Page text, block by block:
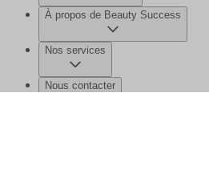
À propos de Beauty Success
Nos services
Nous contacter